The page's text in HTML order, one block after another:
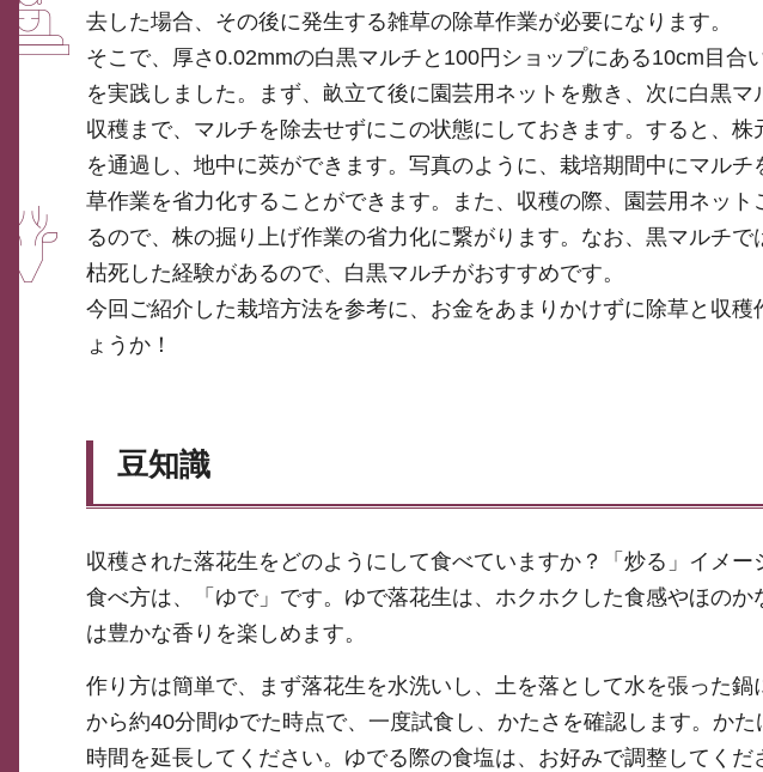
去した場合、その後に発生する雑草の除草作業が必要になります。
そこで、厚さ0.02mmの白黒マルチと100円ショップにある10cm目合
を実践しました。まず、畝立て後に園芸用ネットを敷き、次に白黒
収穫まで、マルチを除去せずにこの状態にしておきます。すると、
を通過し、地中に莢ができます。写真のように、栽培期間中にマル
草作業を省力化することができます。また、収穫の際、園芸用ネッ
るので、株の掘り上げ作業の省力化に繋がります。なお、黒マルチ
枯死した経験があるので、白黒マルチがおすすめです。
今回ご紹介した栽培方法を参考に、お金をあまりかけずに除草と収
ょうか！
豆知識
収穫された落花生をどのようにして食べていますか？「炒る」イメ
食べ方は、「ゆで」です。ゆで落花生は、ホクホクした食感やほの
は豊かな香りを楽しめます。
作り方は簡単で、まず落花生を水洗いし、土を落として水を張った
から約40分間ゆでた時点で、一度試食し、かたさを確認します。か
時間を延長してください。ゆでる際の食塩は、お好みで調整してく